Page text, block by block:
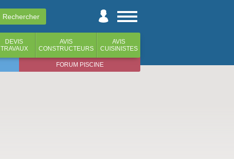
DEVIS
TRAVAUX
AVIS
CONSTRUCTEURS
AVIS
CUISINISTES
FORUM PISCINE